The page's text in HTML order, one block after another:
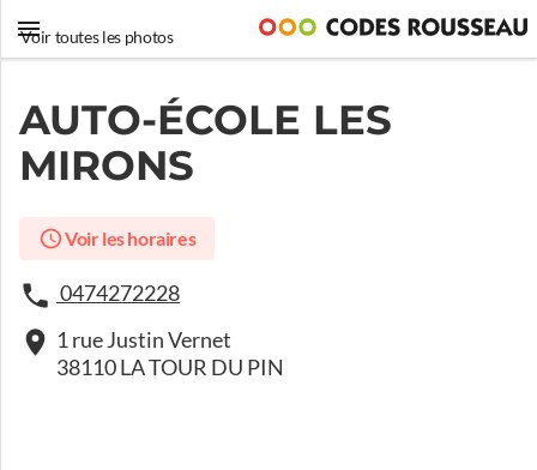
Voir toutes les photos
AUTO-ÉCOLE LES
MIRONS
Voir les horaires
0474272228
1 rue Justin Vernet
38110 LA TOUR DU PIN